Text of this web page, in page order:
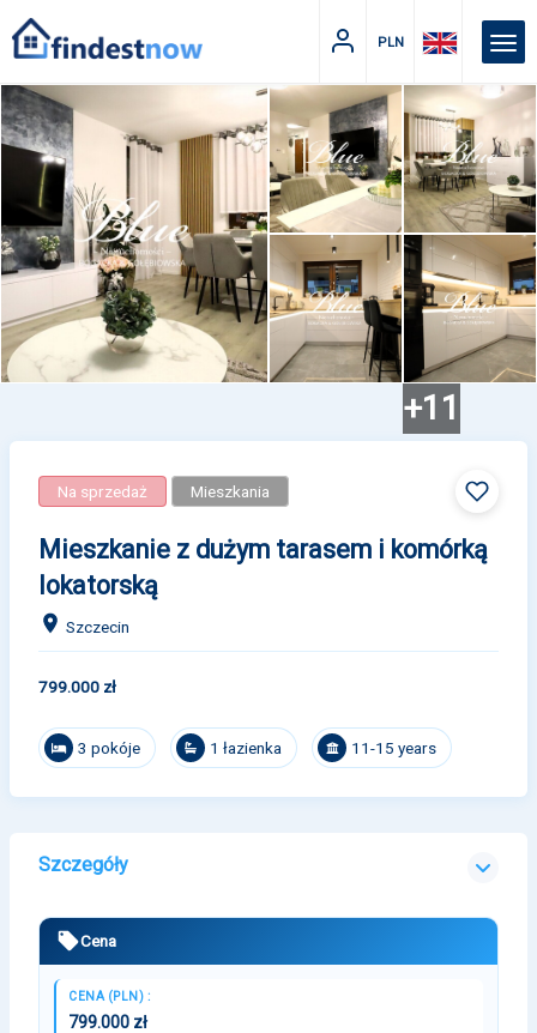
PLN
+11
Na sprzedaż Mieszkania
Mieszkanie z dużym tarasem i komórką
lokatorską
Szczecin
799.000 zł
3 pokóje 1 łazienka 11-15 years
Szczegóły
Cena
CENA (PLN) :
799.000 zł